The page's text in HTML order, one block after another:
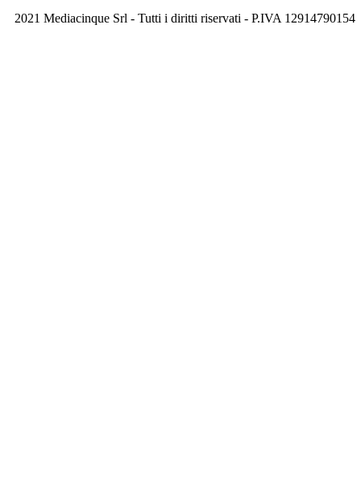
2021 Mediacinque Srl - Tutti i diritti riservati - P.IVA 12914790154